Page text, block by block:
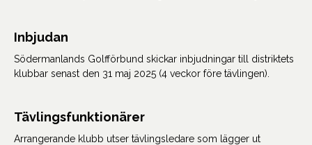
Inbjudan
Södermanlands Golfförbund skickar inbjudningar till distriktets
klubbar senast den 31 maj 2025 (4 veckor före tävlingen).
Tävlingsfunktionärer
Arrangerande klubb utser tävlingsledare som lägger ut